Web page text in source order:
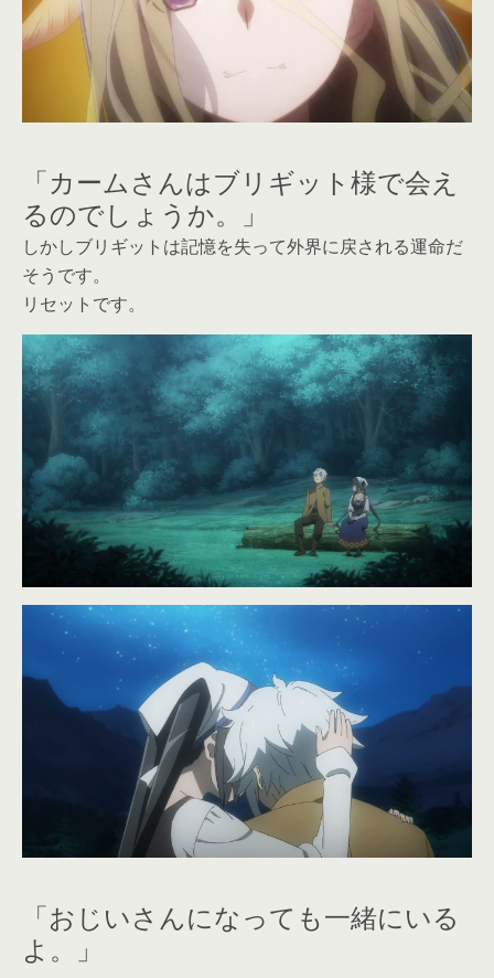
「カームさんはブリギット様で会え
るのでしょうか。」
しかしブリギットは記憶を失って外界に戻される運命だ
そうです。
リセットです。
「おじいさんになっても一緒にいる
よ。」